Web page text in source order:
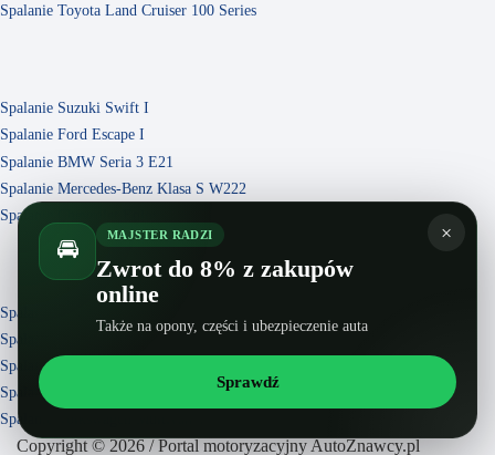
Spalanie Toyota Land Cruiser 100 Series
Spalanie Suzuki Swift I
Spalanie Ford Escape I
Spalanie BMW Seria 3 E21
Spalanie Mercedes-Benz Klasa S W222
Spalanie Chevrolet Enjoy
Spalanie BMW Seria 3 E46 Facelifting
Spalanie Lifan X50
Spalanie Suzuki Swift III
Spalanie Buick Enclave II
Spalanie Volkswagen Multivan T4
Copyright © 2026 / Portal motoryzacyjny AutoZnawcy.pl
×
🚘 MAJSTER RADZI
Zwrot do 8% z zakupów
online
Także na opony, części i ubezpieczenie auta
Sprawdź